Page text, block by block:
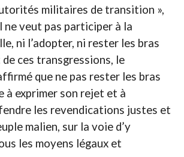
militaires de transition »,
ne veut pas participer à la
ni l’adopter, ni rester les bras
ces transgressions, le
que ne pas rester les bras
à exprimer son rejet et à
les revendications justes et
malien, sur la voie d’y
les moyens légaux et